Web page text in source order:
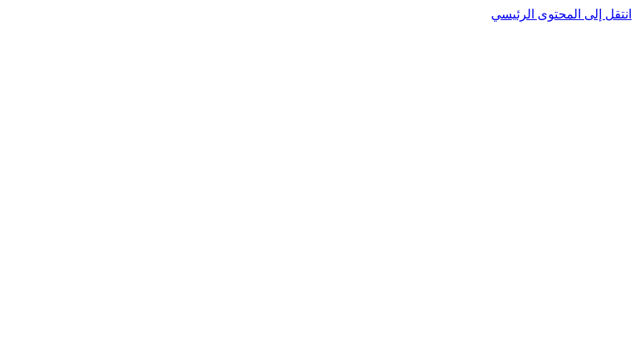
انتقل إلى المحتوى الرئيسي